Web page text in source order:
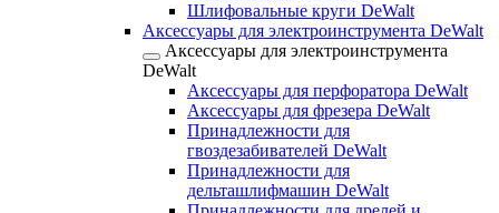
Шлифовальные круги DeWalt
Аксессуары для электроинструмента DeWalt
Аксессуары для электроинструмента
DeWalt
Аксессуары для перфоратора DeWalt
Аксессуары для фрезера DeWalt
Принадлежности для
гвоздезабивателей DeWalt
Принадлежности для
дельташлифмашин DeWalt